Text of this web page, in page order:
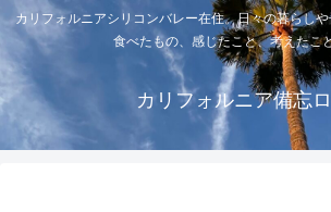
カリフォルニアシリコンバレー在住。日々の暮らしや
食べたもの、感じたこと、考えたこ
カリフォルニア備忘